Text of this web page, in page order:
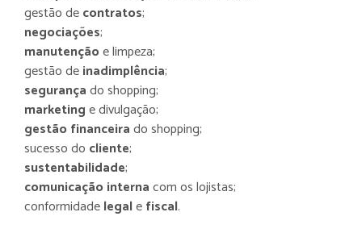
gestão decontratos;
negociações;
manutençãoe limpeza;
gestão deinadimplência;
segurançado shopping;
marketinge divulgação;
gestão financeirado shopping;
sucesso do cliente;
sustentabilidade;
comunicação internacom os lojistas;
conformidadelegalefiscal.